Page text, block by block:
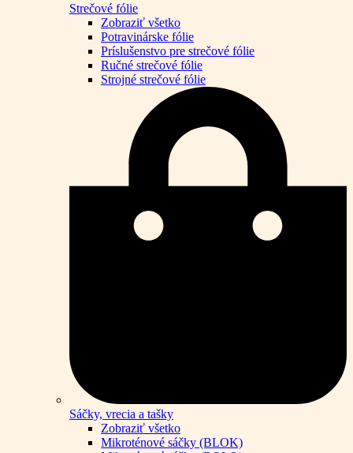
Strečové fólie
Zobraziť všetko
Potravinárske fólie
Príslušenstvo pre strečové fólie
Ručné strečové fólie
Strojné strečové fólie
Sáčky, vrecia a tašky
Zobraziť všetko
Mikroténové sáčky (BLOK)